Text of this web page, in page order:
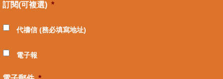
訂閱(可複選) *
代禱信 (務必填寫地址)
電子報